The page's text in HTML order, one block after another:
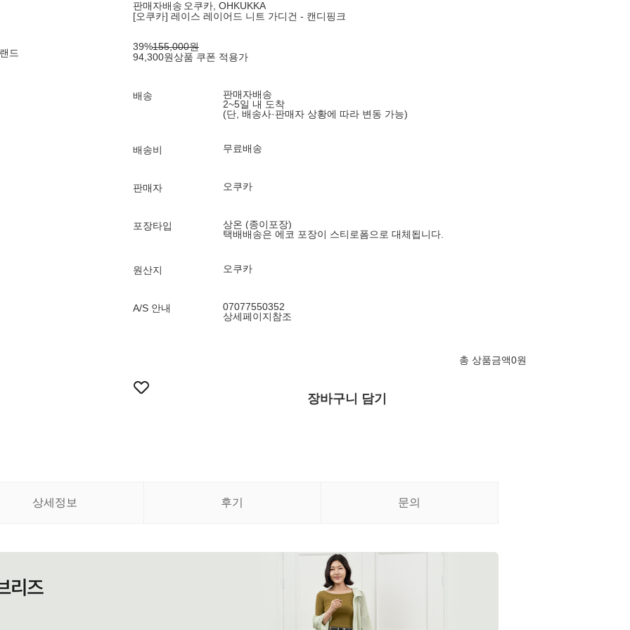
드
판매자배송 오쿠카, OHKUKKA
[오쿠카] 레이스 레이어드 니트 가디건 - 캔디핑크
39%155,000원
94,300원상품 쿠폰 적용가
배송
판매자배송
2~5일 내 도착
(단, 배송사·판매자 상황에 따라 변동 가능)
배송비 무료배송
판매자 오쿠카
포장타입
상온 (종이포장)
택배배송은 에코 포장이 스티로폼으로 대체됩니다.
원산지 오쿠카
A/S 안내
07077550352
상세페이지참조
총 상품금액0원
장바구니 담기
상세정보 후기 문의